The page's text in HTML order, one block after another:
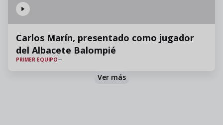
Carlos Marín, presentado como jugador
del Albacete Balompié
PRIMER EQUIPO
Ver más